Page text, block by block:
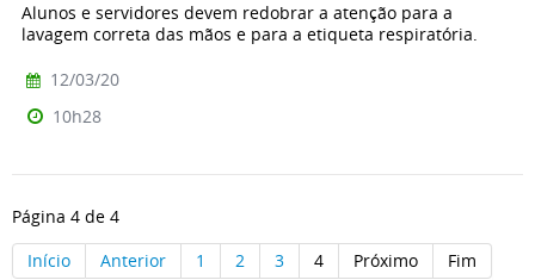
Alunos e servidores devem redobrar a atenção para a
lavagem correta das mãos e para a etiqueta respiratória.
12/03/20
10h28
Página 4 de 4
Início
Anterior 1 2 3 4 Próximo Fim